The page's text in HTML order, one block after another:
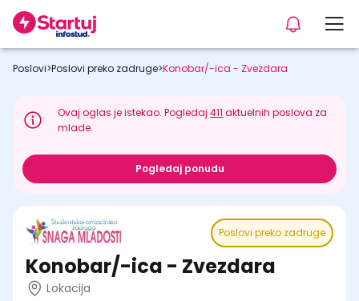
Poslovi>Poslovi preko zadruge>Konobar/-ica - Zvezdara
Ovaj oglas je istekao. Pogledaj411 aktuelnih poslova za
mlade.
Pogledaj ponudu
Poslovi preko zadruge
Konobar/-ica - Zvezdara
Lokacija